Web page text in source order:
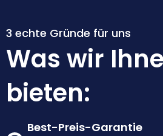
3 echte Gründe für uns
Was wir
bieten:
Best-Preis-Garantie